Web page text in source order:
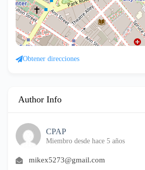
Obtener direcciones
Author Info
CPAP
Miembro desde hace 5 años
mikex5273@gmail.com